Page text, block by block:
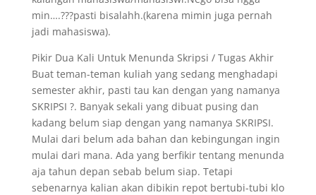
min….???pasti bisalahh.(karena mimin juga pernah
jadi mahasiswa).
Pikir Dua Kali Untuk Menunda Skripsi / Tugas Akhir
Buat teman-teman kuliah yang sedang menghadapi
semester akhir, pasti tau kan dengan yang namanya
SKRIPSI ?. Banyak sekali yang dibuat pusing dan
kadang belum siap dengan yang namanya SKRIPSI.
Mulai dari belum ada bahan dan kebingungan ingin
mulai dari mana. Ada yang berfikir tentang menunda
aja tahun depan sebab belum siap. Tetapi
sebenarnya kalian akan dibikin repot bertubi-tubi klo